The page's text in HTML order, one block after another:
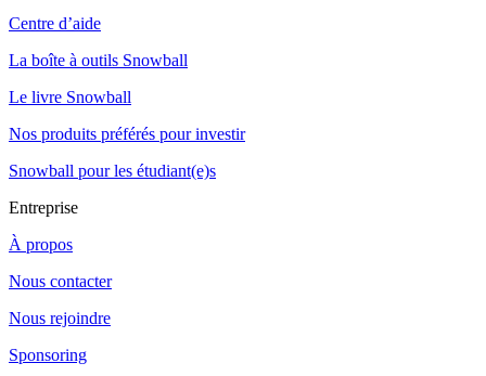
Centre d’aide
La boîte à outils Snowball
Le livre Snowball
Nos produits préférés pour investir
Snowball pour les étudiant(e)s
Entreprise
À propos
Nous contacter
Nous rejoindre
Sponsoring